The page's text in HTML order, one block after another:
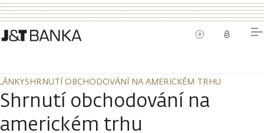
SHRNUTÍ OBCHODOVÁNÍ NA AMERICKÉM TRHU
SHRNUTÍ OBCHODOVÁNÍ NA AMERICKÉM TRHU
Shrnutí obchodování na
americkém trhu